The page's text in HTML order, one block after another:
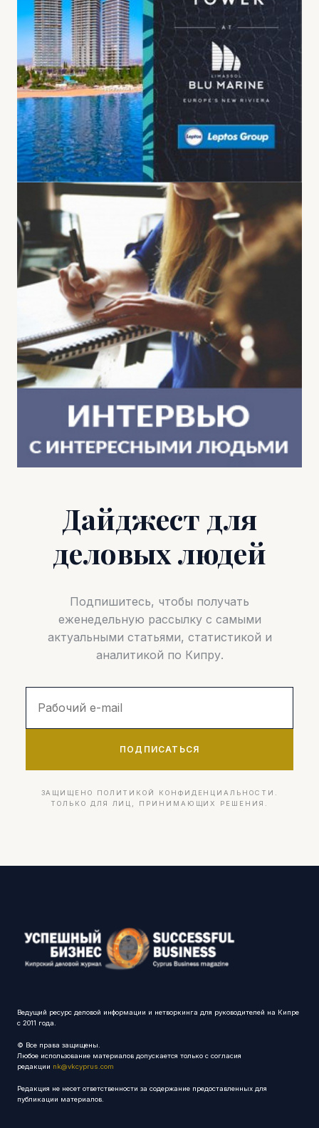
Дайджест для
деловых людей
Подпишитесь, чтобы получать
еженедельную рассылку с самыми
актуальными статьями, статистикой и
аналитикой по Кипру.
ПОДПИСАТЬСЯ
ЗАЩИЩЕНО ПОЛИТИКОЙ КОНФИДЕНЦИАЛЬНОСТИ.
ТОЛЬКО ДЛЯ ЛИЦ, ПРИНИМАЮЩИХ РЕШЕНИЯ.
Ведущий ресурс деловой информации и нетворкинга для руководителей на Кипре
с 2011 года.
© Все права защищены.
Любое использование материалов допускается только с согласия
редакции nk@vkcyprus.com
Редакция не несет ответственности за содержание предоставленных для
публикации материалов.